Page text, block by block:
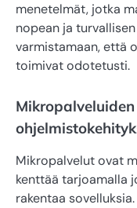
menetelmät, jotka
nopean ja
varmistamaan, että
toimivat odotetusti.
Mikropalvelut ovat
kenttää tarjoamalla
rakentaa